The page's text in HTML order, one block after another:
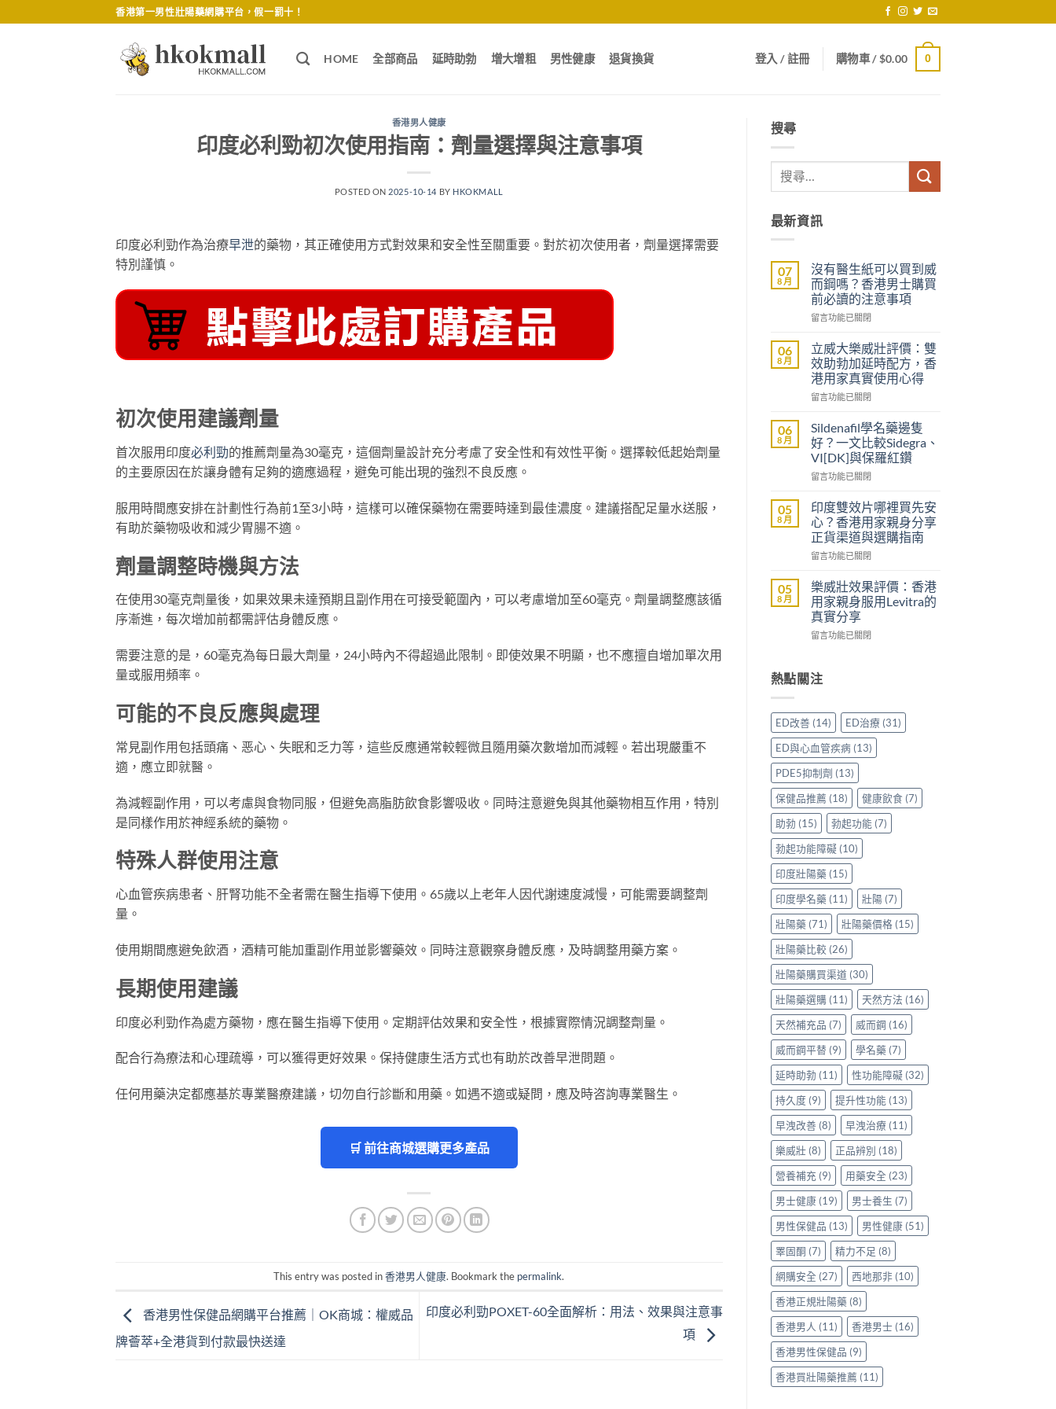
to
香港第一男性壯陽藥網購平台，假一罰十！
HOME 全部商品 延時助勃 增大增粗 男性健康 退貨換貨 登入 / 註冊 購物車 /$0.00 0
香港男人健康
印度必利勁初次使用指南：劑量選擇與注意事項
POSTED ON 2025-10-14 BY HKOKMALL
印度必利勁作為治療早泄的藥物，其正確使用方式對效果和安全性至關重要。對於初次使用者，劑量選擇需要
特別謹慎。
初次使用建議劑量
首次服用印度必利勁的推薦劑量為30毫克，這個劑量設計充分考慮了安全性和有效性平衡。選擇較低起始劑量
的主要原因在於讓身體有足夠的適應過程，避免可能出現的強烈不良反應。
服用時間應安排在計劃性行為前1至3小時，這樣可以確保藥物在需要時達到最佳濃度。建議搭配足量水送服，
有助於藥物吸收和減少胃腸不適。
劑量調整時機與方法
在使用30毫克劑量後，如果效果未達預期且副作用在可接受範圍內，可以考慮增加至60毫克。劑量調整應該循
序漸進，每次增加前都需評估身體反應。
需要注意的是，60毫克為每日最大劑量，24小時內不得超過此限制。即使效果不明顯，也不應擅自增加單次用
量或服用頻率。
可能的不良反應與處理
常見副作用包括頭痛、恶心、失眠和乏力等，這些反應通常較輕微且隨用藥次數增加而減輕。若出現嚴重不
適，應立即就醫。
為減輕副作用，可以考慮與食物同服，但避免高脂肪飲食影響吸收。同時注意避免與其他藥物相互作用，特別
是同樣作用於神經系統的藥物。
特殊人群使用注意
心血管疾病患者、肝腎功能不全者需在醫生指導下使用。65歲以上老年人因代謝速度減慢，可能需要調整劑
量。
使用期間應避免飲酒，酒精可能加重副作用並影響藥效。同時注意觀察身體反應，及時調整用藥方案。
長期使用建議
印度必利勁作為處方藥物，應在醫生指導下使用。定期評估效果和安全性，根據實際情況調整劑量。
配合行為療法和心理疏導，可以獲得更好效果。保持健康生活方式也有助於改善早泄問題。
任何用藥決定都應基於專業醫療建議，切勿自行診斷和用藥。如遇不適或疑問，應及時咨詢專業醫生。
🛒 前往商城選購更多產品
This entry was posted in香港男人健康. Bookmark the permalink.
香港男性保健品網購平台推薦｜OK商城：權威品
牌薈萃+全港貨到付款最快送達
印度必利勁POXET-60全面解析：用法、效果與注意事
項
搜尋
最新資訊
07
8 月
沒有醫生紙可以買到威
而鋼嗎？香港男士購買
前必讀的注意事項
在
有
醫
生
紙
可
買
到
威
而
鋼
香
港
男
士
購
前
必
讀
的
注
項〉
留言功能已關閉
06
8 月
立威大樂威壯評價：雙
效助勃加延時配方，香
港用家真實使用心得
在
威
大
樂
威
壯
價：
雙
效
助
勃
延
時
配
方，
香
家
使
用
心
得〉
中
留言功能已關閉
06
8 月
Sildenafil學名藥邊隻
好？一文比較Sidegra、
VI[DK]與保羅紅鑽
在
學
名
藥
邊
隻
一
文
比
較
Sidegra、
保
鑽〉
中
留言功能已關閉
05
8 月
印度雙效片哪裡買先安
心？香港用家親身分享
正貨渠道與選購指南
在
度
雙
效
片
哪
先
香
港
用
家
親
身
分
享
正
貨
渠
道
與
選
購
指
南〉
中
留言功能已關閉
05
8 月
樂威壯效果評價：香港
用家親身服用Levitra的
真實分享
在
壯
效
評
價：
香
港
用
家
親
身
服
用
Levitra
的
真
實
分
享〉
中
留言功能已關閉
熱點關注
ED改善 (14) ED治療(31)
ED與心血管疾病(13)
PDE5抑制劑 (13)
保健品推薦 (18) 健康飲食 (7)
助勃 (15) 勃起功能 (7)
勃起功能障礙(10)
印度壯陽藥 (15)
印度學名藥 (11) 壯陽(7)
壯陽藥 (71) 壯陽藥價格(15)
壯陽藥比較 (26)
壯陽藥購買渠道 (30)
壯陽藥選購(11) 天然方法 (16)
天然補充品 (7) 威而鋼 (16)
威而鋼平替 (9) 學名藥 (7)
延時助勃 (11) 性功能障礙(32)
持久度 (9) 提升性功能 (13)
早洩改善 (8) 早洩治療(11)
樂威壯(8) 正品辨別 (18)
營養補充 (9) 用藥安全 (23)
男士健康(19) 男士養生 (7)
男性保健品 (13) 男性健康(51)
睪固酮 (7) 精力不足 (8)
網購安全 (27) 西地那非(10)
香港正規壯陽藥 (8)
香港男人 (11) 香港男士(16)
香港男性保健品 (9)
香港買壯陽藥推薦 (11)